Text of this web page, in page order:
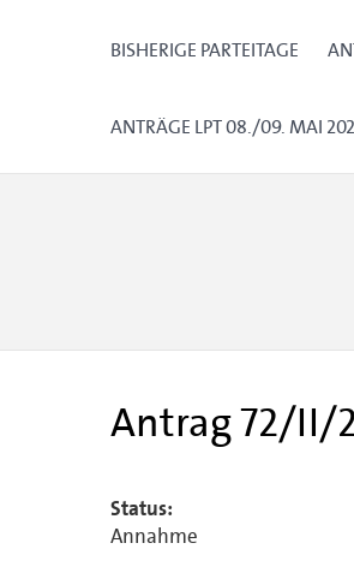
BISHERIGE PARTEITAGE
ANTRÄGE LPT 08./09. MAI
Antrag 72/II/
Status:
Annahme